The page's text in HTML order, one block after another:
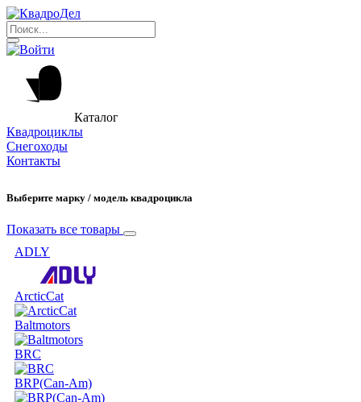
Каталог
Квадроциклы
Снегоходы
Контакты
Выберите марку / модель квадроцикла
Показать все товары
ADLY
ArcticCat
Baltmotors
BRC
BRP(Can-Am)